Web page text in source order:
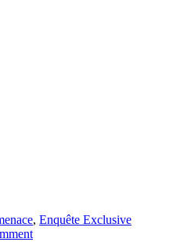
, Enquête Exclusive